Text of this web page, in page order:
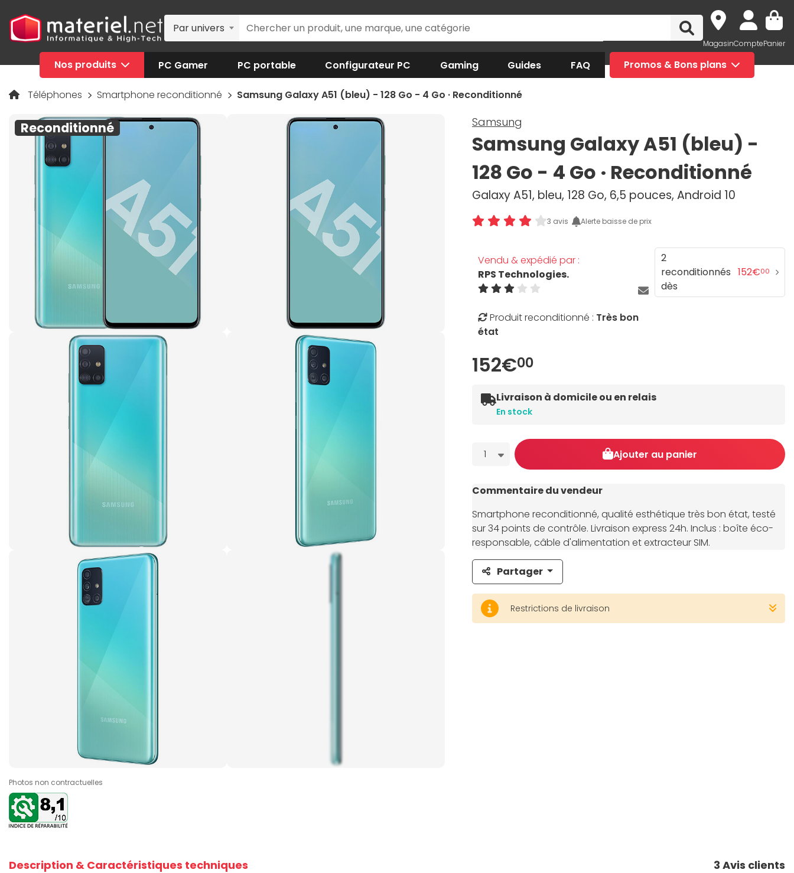
Par univers
MagasinComptePanier
Nos produits PC Gamer PC portable Configurateur PC Gaming Guides FAQ Promos & Bons plans
Téléphones Smartphone reconditionné Samsung Galaxy A51 (bleu) - 128 Go - 4 Go · Reconditionné
Reconditionné
Photos non contractuelles
Samsung
Samsung Galaxy A51 (bleu) -
128 Go - 4 Go · Reconditionné
Galaxy A51, bleu, 128 Go, 6,5 pouces, Android 10
3 avis Alerte baisse de prix
Vendu & expédié par :
RPS Technologies.
Produit reconditionné : Très bon
état
2
reconditionnés
dès
152€00
152€00
Livraison à domicile ou en relais
En stock
Quantité
1 Ajouter au panier
Commentaire du vendeur
Smartphone reconditionné, qualité esthétique très bon état, testé
sur 34 points de contrôle. Livraison express 24h. Inclus : boîte éco-
responsable, câble d'alimentation et extracteur SIM.
Partager
Restrictions de livraison
Description & Caractéristiques techniques 3 Avis clients